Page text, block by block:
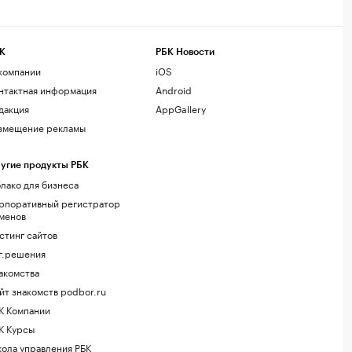
информация
рекламы
продукты РБК
для бизнеса
регистратор
сайтов
знакомств podbor.ru
Компании
Курсы
управления РБК
РБК Новости
iOS
Android
AppGallery